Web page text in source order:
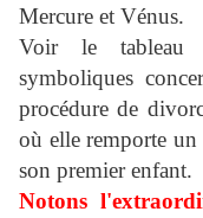
Mercure et Vénus.
Voir le tableau
symboliques
procédure de
où elle remporte un
son premier enfant.
Notons